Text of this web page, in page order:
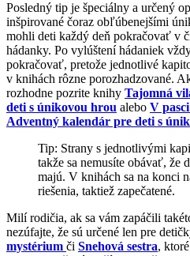
Posledný tip je špeciálny a určený
inšpirované čoraz obľúbenejšími
mohli deti každý deň pokračovať v
hádanky. Po vylúštení hádaniek
pokračovať, pretože jednotlivé
v knihách rôzne porozhadzované.
rozhodne pozrite knihy Tajomná
deti s únikovou hrou alebo V
Adventný kalendár pre deti s
Tip: Strany s jednotlivými
takže sa nemusíte obávať, že
majú. V knihách sa na konci
riešenia, taktiež zapečatené.
Milí rodičia, ak sa vám zapáčili
nezúfajte, že sú určené len pre
mystérium či Snehová sestra,